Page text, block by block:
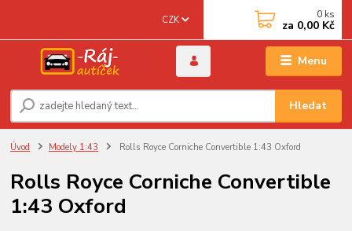
Menu
CZK
Hledat
0 ks
za 0,00 Kč
Úvod Modely 1:43 Rolls Royce Corniche Convertible 1:43 Oxford
Rolls Royce Corniche Convertible
1:43 Oxford